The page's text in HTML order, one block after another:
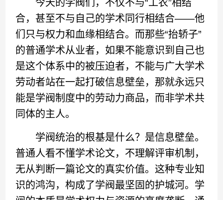
今天的学阀们，不仅不与“工农”相结
合，甚至不与自己的学术同行相结合——他
们只与权力和血缘相结合。而那些“抬轿子”
的普通学术从业者，如果不能意识到自己也
是这个体系中的被压迫者，不能与广大学术
劳动者站在一起打破信息壁垒，那就永远只
能是学阀制度中的劳动力商品，而非学术共
同体的主人。
学阀统治的根基是什么？是信息壁垒。
普通人看不懂学术论文，不理解评审机制，
无从判断一篇论文的真实价值。这种专业知
识的鸿沟，构成了学阀最坚固的护城河。学